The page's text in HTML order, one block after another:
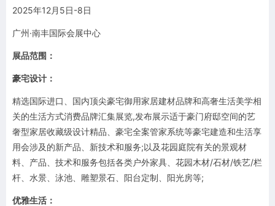
2025年12月5日-8日
广州·南丰国际会展中心
展品范围：
豪宅设计：
精选国际进口、国内顶尖豪宅御用家居建材品牌和高奢生活美学相
关的生活方式消费品牌汇集展览,发布展示适于豪门府邸空间的艺
奢型家居收藏级设计精品、豪宅全案管家系统等豪宅建造和生活享
用会涉及的新产品、新技术和服务;以及花园庭院有关的景观材
料、产品、技术和服务包括各类户外家具、花园木材/石材/铁艺/栏
杆、水景、泳池、雕塑景石、阳台定制、阳光房等;
优雅生活：